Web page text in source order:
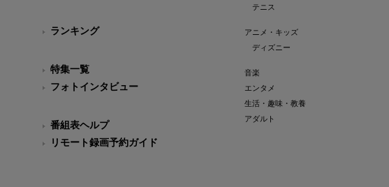
ランキング
特集一覧
フォトインタビュー
番組表ヘルプ
リモート録画予約ガイド
テニス
アニメ・キッズ
ディズニー
音楽
エンタメ
生活・趣味・教養
アダルト